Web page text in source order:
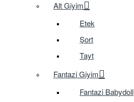
Alt Giyim
Etek
Şort
Tayt
Fantazi Giyim
Fantazi Babydoll